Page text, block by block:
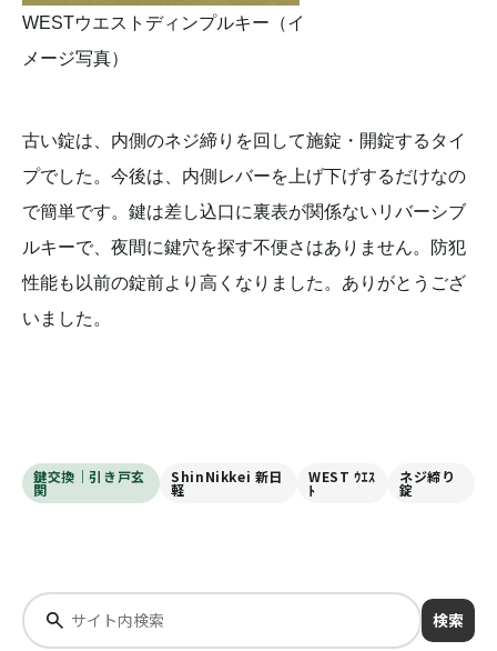
WESTウエストディンプルキー（イ
メージ写真）
古い錠は、内側のネジ締りを回して施錠・開錠するタイ
プでした。今後は、内側レバーを上げ下げするだけなの
で簡単です。鍵は差し込口に裏表が関係ないリバーシブ
ルキーで、夜間に鍵穴を探す不便さはありません。防犯
性能も以前の錠前より高くなりました。ありがとうござ
いました。
鍵交換｜引き戸玄
関
ShinNikkei 新日
軽
WEST ｳｴｽ
ﾄ
ネジ締り
錠
検索